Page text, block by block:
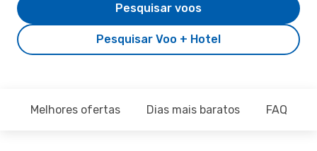
Pesquisar Voo + Hotel
Pesquisar voos
Melhores ofertas Dias mais baratos FAQ